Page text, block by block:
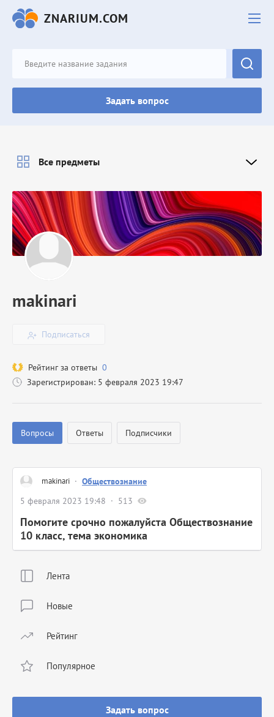
ZNARIUM.COM
Задать вопрос
Лента
Новые
Рейтинг
Популярное
Задать вопрос
makinari
Подписаться
Рейтинг за ответы 0
Зарегистрирован: 5 февраля 2023 19:47
Вопросы Ответы Подписчики
makinari · Обществознание
5 февраля 2023 19:48
513
Помогите срочно пожалуйста Обществознание
10 класс, тема экономика
Все предметы